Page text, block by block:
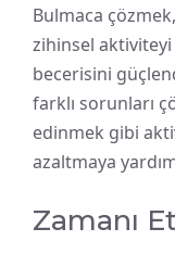
Bulmaca
zihinsel aktiviteyi
becerisini
farklı sorunları
edinmek gibi
azaltmaya
Zamanı